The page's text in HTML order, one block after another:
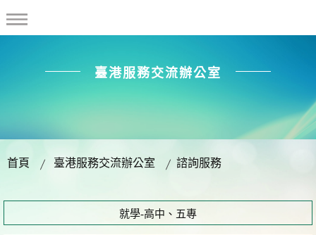
臺港服務交流辦公室
首頁 臺港服務交流辦公室 諮詢服務
就學-高中、五專